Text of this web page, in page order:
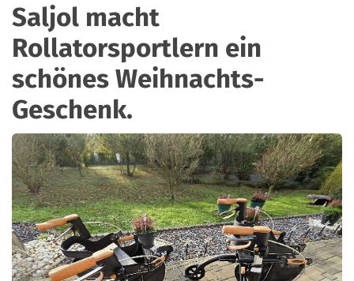
Saljol macht
Rollatorsportlern ein
schönes Weihnachts-
Geschenk.